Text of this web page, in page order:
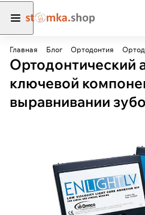
Главная Блог Ортодонтия
Ортодонтический
ключевой
выравнивании